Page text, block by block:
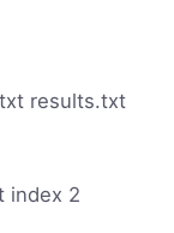
results.txt
index 2